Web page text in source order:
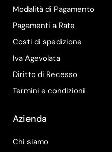
Modalità di Pagamento
Pagamenti a Rate
Costi di spedizione
Iva Agevolata
Diritto di Recesso
Termini e condizioni
Azienda
Chi siamo